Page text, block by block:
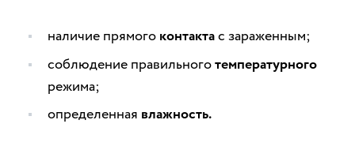
наличие прямого контактас зараженным;
соблюдение правильноготемпературного
режима;
определенная влажность.